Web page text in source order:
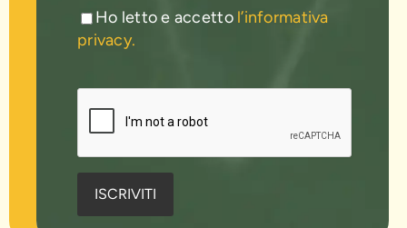
Ho letto e accetto l’informativa
privacy.